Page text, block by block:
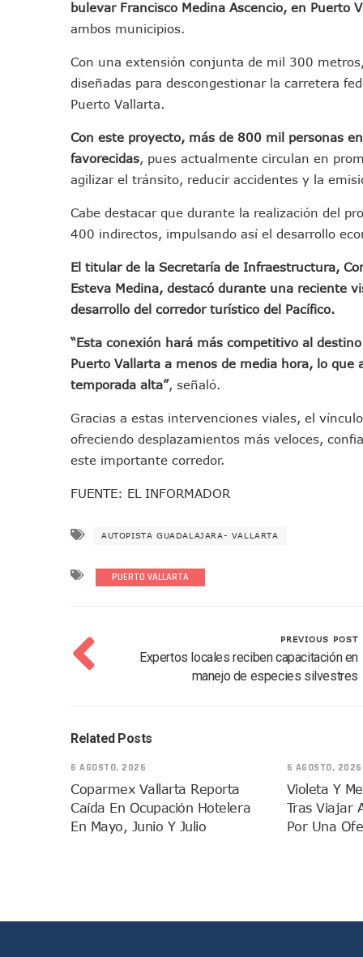
Morena Cierra Filas Por La
Regresa A Puerto Vallarta
Ra Aguilar Acompaña A
“Kato” Supera El
México Necesitaba 600 Mil
Poderoso Terremoto
ATM Incorpora 20 Nuevos
Avenida Federación En
Caída De “El Mencho”
Mercado Vallarta Incluye
Morenistas Imparten Taller
CEDHJ Señala Violaciones
Lluvias E Inundaciones No
Bruno Blancas Reúne A
Juan Carlos Castro Realiza
Viajar A Puerto Vallarta
Detienen A Cuatro
Yussara Canales Pide
CUCosta E IMSS Nayarit
Videos De Presunto
Playa Las Cocinas: Retiran
Dr. Álvarez Zayas Dirige
Brigada Forense Brindará
bulevar Francisco Medina Ascencio, en Puerto
ambos municipios.
Con una extensión conjunta de mil 300
diseñadas para descongestionar la carretera
Puerto Vallarta.
Con este proyecto, más de 800 mil personas
favorecidas, pues actualmente circulan en
agilizar el tránsito, reducir accidentes y la
Cabe destacar que durante la realización del
400 indirectos, impulsando así el desarrollo
El titular de la Secretaría de Infraestructura,
Esteva Medina, destacó durante una reciente
desarrollo del corredor turístico del Pacífico.
“Esta conexión hará más competitivo al
Puerto Vallarta a menos de media hora, lo
temporada alta”, señaló.
Gracias a estas intervenciones viales, el
ofreciendo desplazamientos más veloces,
este importante corredor.
FUENTE: EL INFORMADOR
AUTOPISTA GUADALAJARA- VALLARTA
PUERTO VALLARTA
PREVIOUS POST
Expertos locales reciben capacitación en
manejo de especies silvestres
Related Posts
6 AGOSTO, 2026
Coparmex Vallarta Reporta
Caída En Ocupación Hotelera
En Mayo, Junio Y Julio
6 AGOSTO, 2026
Violeta Y
Tras Viajar
Por Una